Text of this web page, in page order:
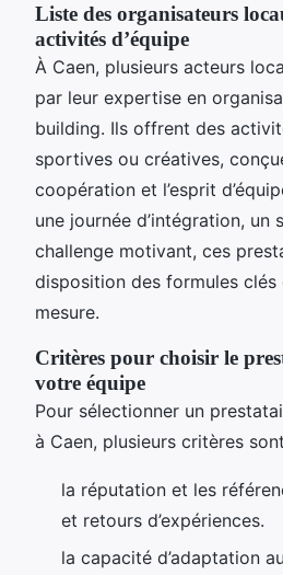
Liste des organisateurs
activités d’équipe
À Caen, plusieurs acteurs
par leur expertise en
building. Ils offrent des
sportives ou créatives,
coopération et l’esprit
une journée d’intégration, un
challenge motivant, ces
disposition des formules clés
mesure.
Critères pour choisir le
votre équipe
Pour sélectionner un
à Caen, plusieurs critères
la réputation et les
et retours d’expériences.
la capacité d’adaptation